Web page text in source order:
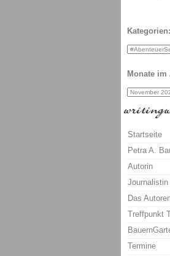
Kategorien:
Monate im
Startseite
Petra A.
Autorin
Journalistin
Das
Treffpunkt
Termine